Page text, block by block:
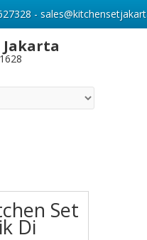
Jakarta
Set
Di
-